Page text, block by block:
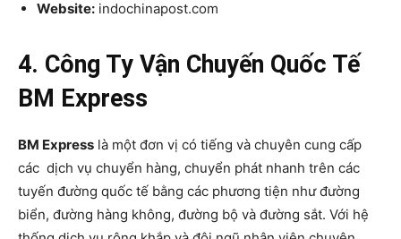
Website: indochinapost.com
4. Công Ty Vận Chuyến Quốc Tế
BM Express
BM Express là một đơn vị có tiếng và chuyên cung cấp
các dịch vụ chuyển hàng, chuyển phát nhanh trên các
tuyến đường quốc tế bằng các phương tiện như đường
biển, đường hàng không, đường bộ và đường sắt. Với hệ